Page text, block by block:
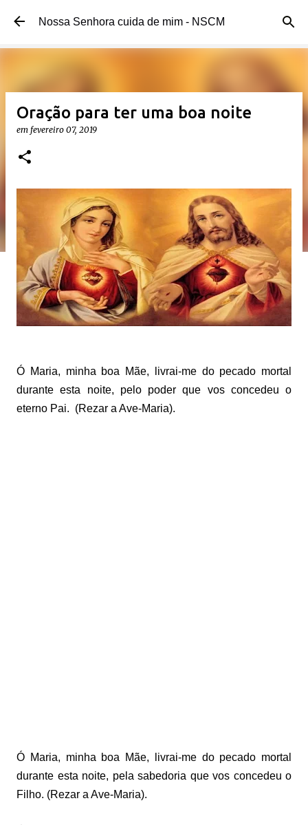
Pular para o conteúdo principal
Nossa Senhora cuida de mim - NSCM
Oração para ter uma boa noite
em fevereiro 07, 2019
Ó Maria, minha boa Mãe, livrai-me do pecado mortal
durante esta noite, pelo poder que vos concedeu o
eterno Pai. (Rezar a Ave-Maria).
Ó Maria, minha boa Mãe, livrai-me do pecado mortal
durante esta noite, pela sabedoria que vos concedeu o
Filho. (Rezar a Ave-Maria).